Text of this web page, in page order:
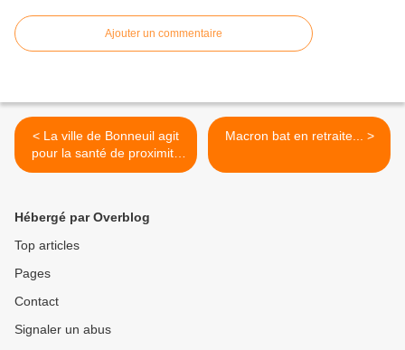
Ajouter un commentaire
< La ville de Bonneuil agit
pour la santé de proximité
et de qualité...
Macron bat en retraite... >
Hébergé par Overblog
Top articles
Pages
Contact
Signaler un abus